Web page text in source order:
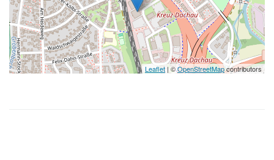
Leaflet | ©OpenStreetMapcontributors